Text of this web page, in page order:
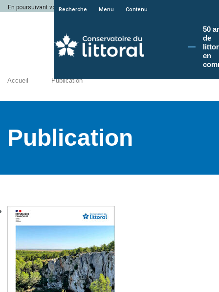
En poursuivant votre navigation sur le site du Conservatoire du littoral, vous
Recherche Menu Contenu
50
de
en
Accueil Publication
Publication